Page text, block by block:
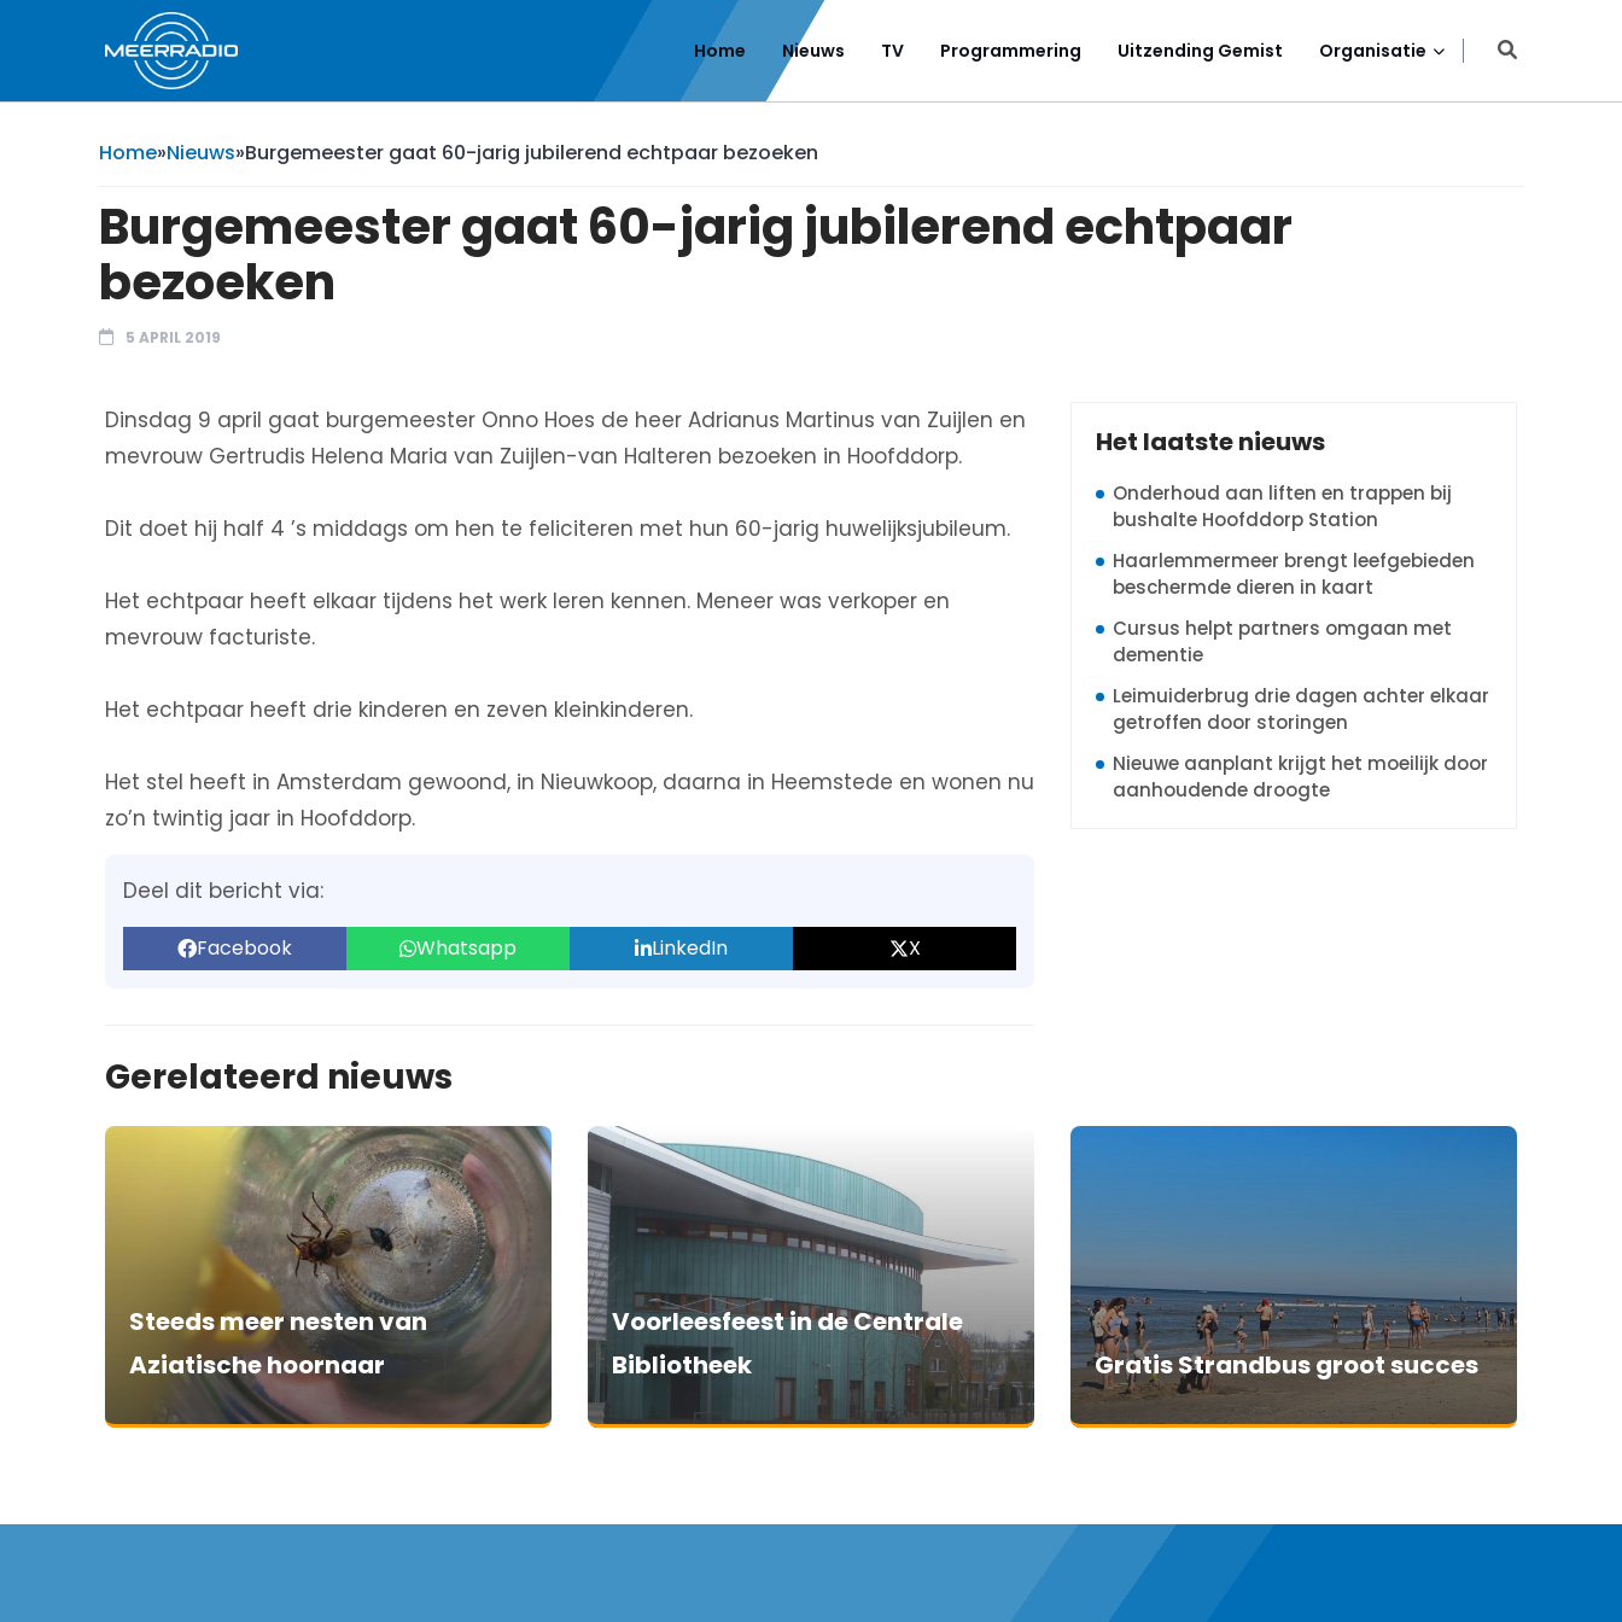
Home Nieuws TV Programmering Uitzending Gemist Organisatie
Home»Nieuws»Burgemeester gaat 60-jarig jubilerend echtpaar bezoeken
Burgemeester gaat 60-jarig jubilerend echtpaar
bezoeken
5 APRIL 2019
Dinsdag 9 april gaat burgemeester Onno Hoes de heer Adrianus Martinus van Zuijlen en
mevrouw Gertrudis Helena Maria van Zuijlen-van Halteren bezoeken in Hoofddorp.
Dit doet hij half 4 ’s middags om hen te feliciteren met hun 60-jarig huwelijksjubileum.
Het echtpaar heeft elkaar tijdens het werk leren kennen. Meneer was verkoper en
mevrouw facturiste.
Het echtpaar heeft drie kinderen en zeven kleinkinderen.
Het stel heeft in Amsterdam gewoond, in Nieuwkoop, daarna in Heemstede en wonen nu
zo’n twintig jaar in Hoofddorp.
Deel dit bericht via:
Facebook Whatsapp LinkedIn X
Het laatste nieuws
Onderhoud aan liften en trappen bij
bushalte Hoofddorp Station
Haarlemmermeer brengt leefgebieden
beschermde dieren in kaart
Cursus helpt partners omgaan met
dementie
Leimuiderbrug drie dagen achter elkaar
getroffen door storingen
Nieuwe aanplant krijgt het moeilijk door
aanhoudende droogte
Gerelateerd nieuws
Steeds meer nesten van
Aziatische hoornaar
Voorleesfeest in de Centrale
Bibliotheek
Gratis Strandbus groot succes